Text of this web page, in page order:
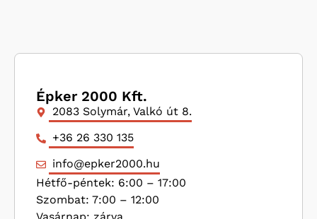
Épker 2000 Kft.
2083 Solymár, Valkó út 8.
+36 26 330 135
info@epker2000.hu
Hétfő-péntek: 6:00 – 17:00
Szombat: 7:00 – 12:00
Vasárnap: zárva